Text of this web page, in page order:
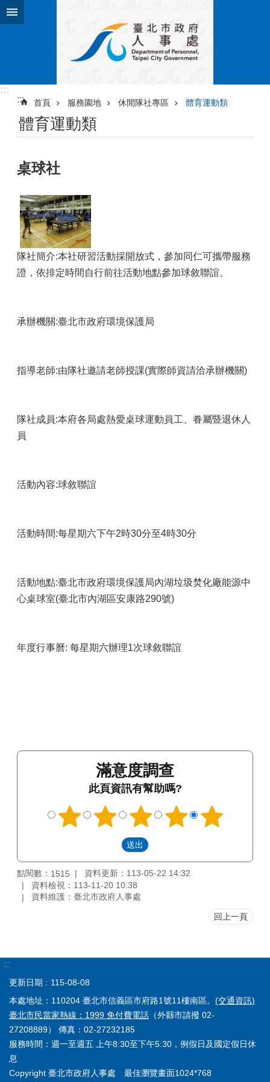
跳到主要內容區塊
:::
:::
首頁 服務園地 休閒隊社專區 體育運動類
體育運動類
桌球社
隊社簡介:本社研習活動採開放式，參加同仁可攜帶服務
證，依排定時間自行前往活動地點參加球敘聯誼。
承辦機關:臺北市政府環境保護局
指導老師:由隊社邀請老師授課(實際師資請洽承辦機關)
隊社成員:本府各局處熱愛桌球運動員工、眷屬暨退休人
員
活動內容:球敘聯誼
活動時間:每星期六下午2時30分至4時30分
活動地點:臺北市政府環境保護局內湖垃圾焚化廠能源中
心桌球室(臺北市內湖區安康路290號)
年度行事曆: 每星期六辦理1次球敘聯誼
滿意度調查
此頁資訊有幫助嗎?
點閱數： 1515
資料更新：113-05-22 14:32
資料檢視：113-11-20 10:38
資料維護：臺北市政府人事處
回上一頁
:::
更新日期
115-08-08
本處地址：110204 臺北市信義區市府路1號11樓南區。 (交通資訊)
臺北市民當家熱線：1999 免付費電話 （外縣市請撥 02-
27208889） 傳真：02-27232185
服務時間：週一至週五 上午8:30至下午5:30，例假日及國定假日休
息
Copyright 臺北市政府人事處 最佳瀏覽畫面1024*768